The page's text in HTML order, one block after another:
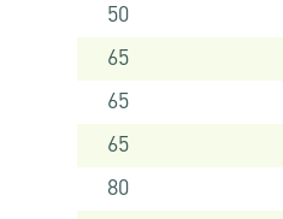
50
65
65
65
80